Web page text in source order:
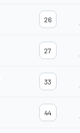
26
27
33
44